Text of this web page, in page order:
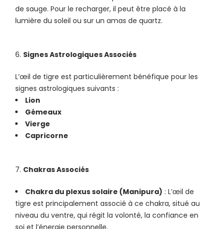
de sauge. Pour le recharger, il peut être placé à la
lumière du soleil ou sur un amas de quartz.
Signes Astrologiques Associés
L’œil de tigre est particulièrement bénéfique pour les
signes astrologiques suivants :
Lion
Gémeaux
Vierge
Capricorne
Chakras Associés
Chakra du plexus solaire (Manipura) : L’œil de
tigre est principalement associé à ce chakra, situé au
niveau du ventre, qui régit la volonté, la confiance en